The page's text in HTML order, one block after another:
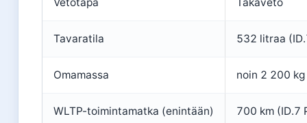
Tavaratila 532 litraa
Omamassa noin 2 200 kg
WLTP-toimintamatka (enintään) 700 km (ID.7